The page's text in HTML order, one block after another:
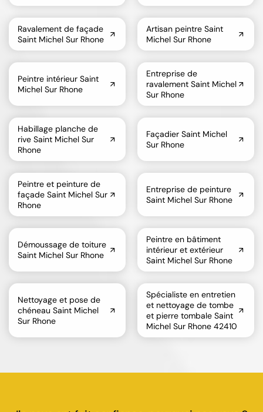
Ravalement de façade
Saint Michel Sur Rhone
Artisan peintre Saint
Michel Sur Rhone
Peintre intérieur Saint
Michel Sur Rhone
Entreprise de
ravalement Saint Michel
Sur Rhone
Habillage planche de
rive Saint Michel Sur
Rhone
Façadier Saint Michel
Sur Rhone
Peintre et peinture de
façade Saint Michel Sur
Rhone
Entreprise de peinture
Saint Michel Sur Rhone
Démoussage de toiture
Saint Michel Sur Rhone
Peintre en bâtiment
intérieur et extérieur
Saint Michel Sur Rhone
Nettoyage et pose de
chéneau Saint Michel
Sur Rhone
Spécialiste en entretien
et nettoyage de tombe
et pierre tombale Saint
Michel Sur Rhone 42410